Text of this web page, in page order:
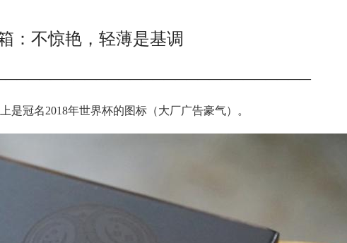
：不惊艳，轻薄是基调
是冠名2018年世界杯的图标（大厂广告豪气）。